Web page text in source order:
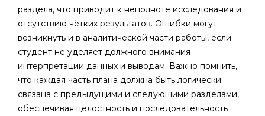
раздела, что приводит к неполноте исследования и
отсутствию чётких результатов. Ошибки могут
возникнуть и в аналитической части работы, если
студент не уделяет должного внимания
интерпретации данных и выводам. Важно помнить,
что каждая часть плана должна быть логически
связана с предыдущими и следующими разделами,
обеспечивая целостность и последовательность